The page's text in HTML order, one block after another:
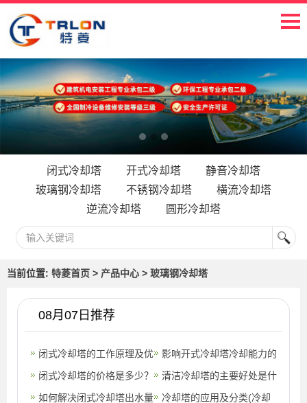
闭式冷却塔 开式冷却塔
静音冷却塔
玻璃钢冷却塔
不锈钢冷却塔
横流冷却塔
逆流冷却塔
圆形冷却塔
当前位置: 特菱首页 > 产品中心 > 玻璃钢冷却塔
08月07日推荐
闭式冷却塔的工作原理及优
势(闭式冷却塔工作讲解)
影响开式冷却塔冷却能力的
因素(闭式冷却塔与开式冷
却塔)
闭式冷却塔的价格是多少？
​清洁冷却塔的主要好处是什
么？
如何解决闭式冷却塔出水量
冷却塔的应用及分类(冷却